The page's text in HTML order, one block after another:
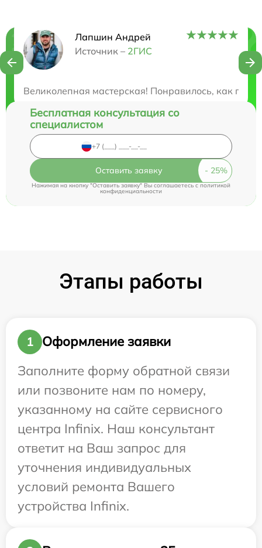
Лапшин Андрей
Источник – 2ГИС
Великолепная мастерская! Понравилось, как
Нужна консультация?
Бесплатная консультация со
специалистом
Оставить заявку
Нажимая на кнопку "Оставить заявку" Вы соглашаетесь cполитикой
конфиденциальности
Этапы работы
1
Оформление заявки
Заполните форму обратной связи
или позвоните нам по номеру,
указанному на сайте сервисного
центра Infinix. Наш консультант
ответит на Ваш запрос для
уточнения индивидуальных
условий ремонта Вашего
устройства Infinix.